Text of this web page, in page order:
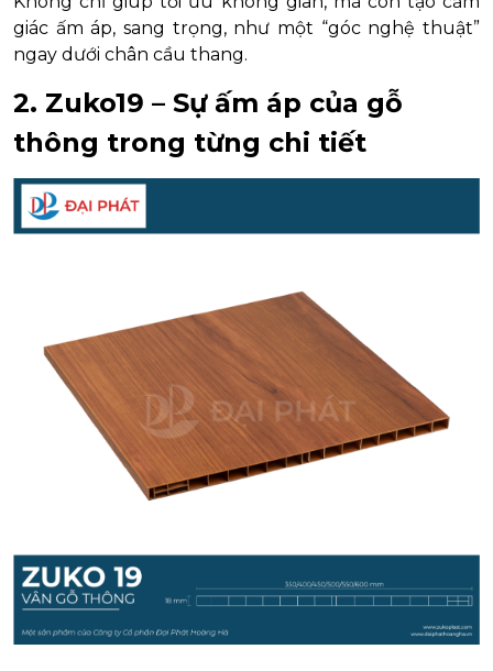
giác ấm áp, sang trọng, như một “góc nghệ thuật”
ngay dưới chân cầu thang.
2. Zuko19 – Sự ấm áp của gỗ
thông trong từng chi tiết